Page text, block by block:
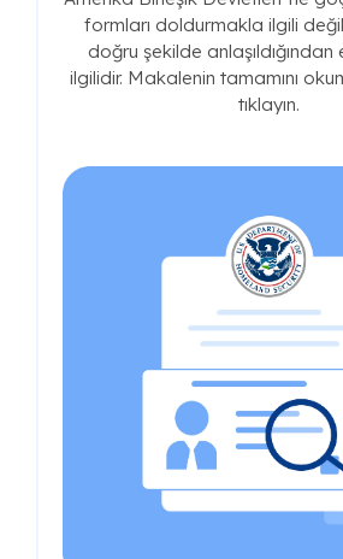
formları doldurmakla ilgili
doğru şekilde
ilgilidir. Makalenin tamamını
tıklayın.